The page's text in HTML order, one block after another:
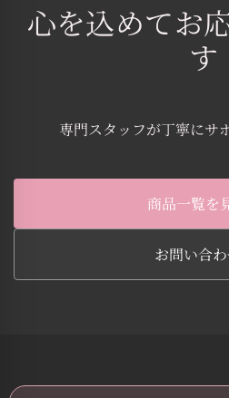
心を込めてお
す
専門スタッフが丁寧にサ
商品一覧を
お問い合